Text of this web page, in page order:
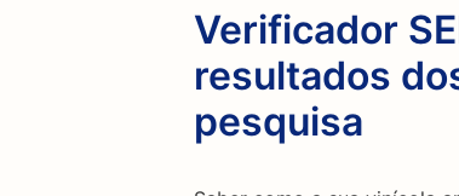
Verificador
resultados
pesquisa